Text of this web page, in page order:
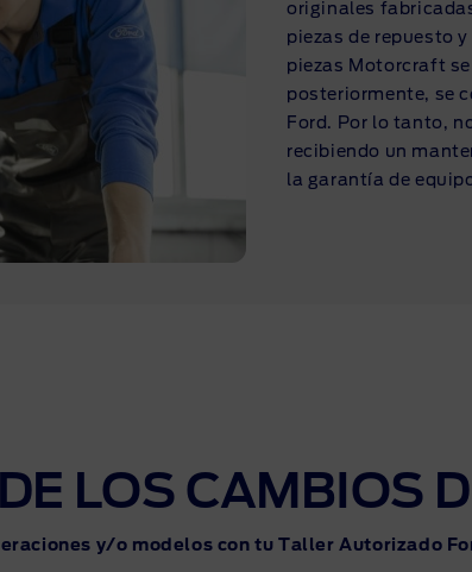
originales
piezas de repuesto
piezas Motorcraft
posteriormente, se
Ford. Por lo tanto,
recibiendo un
la garantía de
LOS CAMBIOS
y/o modelos con tu Taller Autorizado